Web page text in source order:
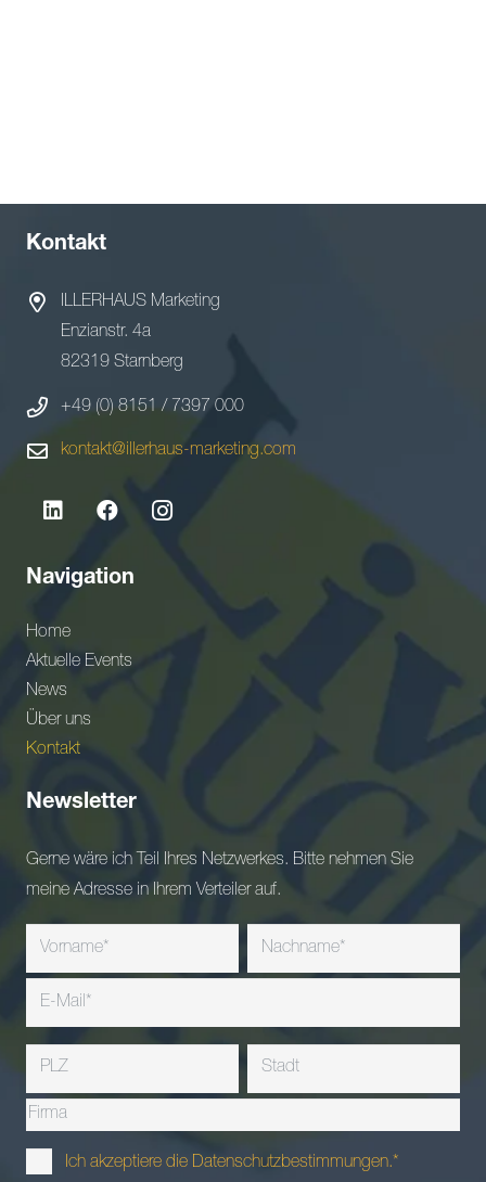
Kontakt
ILLERHAUS Marketing
Enzianstr. 4a
82319 Starnberg
+49 (0) 8151 / 7397 000
kontakt@illerhaus-marketing.com
Navigation
Home
Aktuelle Events
News
Über uns
Kontakt
Newsletter
Gerne wäre ich Teil Ihres Netzwerkes. Bitte nehmen Sie
meine Adresse in Ihrem Verteiler auf.
Ich akzeptiere die Datenschutzbestimmungen.*